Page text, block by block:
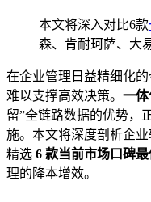
本文将深入对比6款
森、肯耐珂萨、大
在企业管理日益精细化
难以支撑高效决策。 一
留”全链路数据的优势，
施。本文将深度剖析企
精选 6 款当前市场口碑
理的降本增效。